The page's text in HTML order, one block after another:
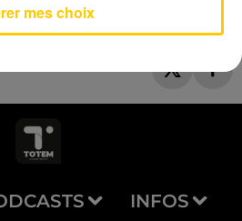
INFOS
mes choix